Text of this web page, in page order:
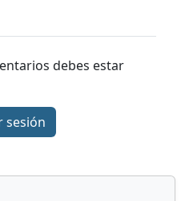
debes estar
sesión